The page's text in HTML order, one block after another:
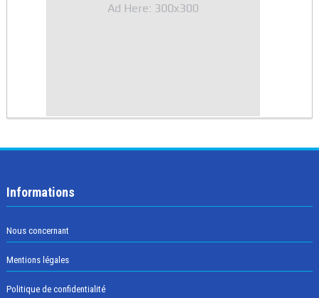
Ad Here: 300x300
Informations
Nous concernant
Mentions légales
Politique de confidentialité